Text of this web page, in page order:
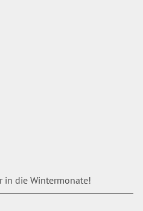
in die Wintermonate!